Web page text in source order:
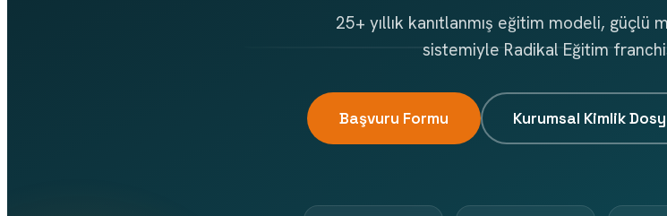
25+ yıllık kanıtlanmış eğitim modeli,
sistemiyle Radikal Eğitim
Başvuru Formu Kurumsal Kimlik